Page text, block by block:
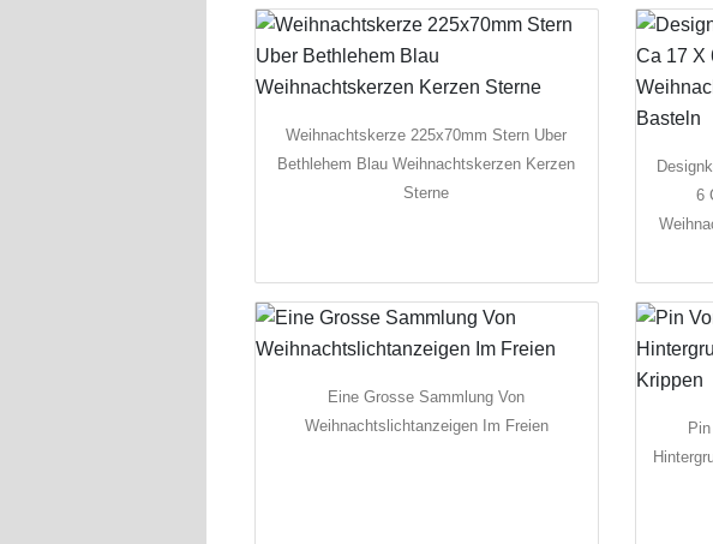
Weihnachtskerze 225x70mm Stern Uber
Bethlehem Blau Weihnachtskerzen Kerzen
Sterne
6
Eine Grosse Sammlung Von
Weihnachtslichtanzeigen Im Freien